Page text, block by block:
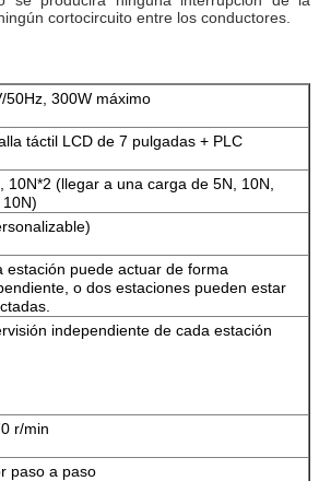
cortocircuito entre los conductores.
50Hz, 300W máximo
táctil LCD de 7 pulgadas + PLC
10N*2 (llegar a una carga de 5N, 10N,
10N)
estación puede actuar de forma
o dos estaciones pueden estar
independiente de cada estación
r/min
paso a paso